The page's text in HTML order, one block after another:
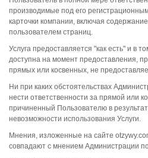
производимые под его
карточки компании, включая
пользователем страниц.
Услуга предоставляется "как есть" и в
доступна на момент предоставления,
прямых или косвенных, не
Ни при каких обстоятельствах
нести ответственности за прямой или
причиненный Пользователю в
невозможности использования Услуги.
Мнения, изложенные на сайте
совпадают с мнением Администрации